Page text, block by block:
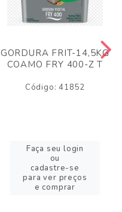
GORDURA FRIT-14,5KG
COAMO FRY 400-Z T
Código: 41852
Faça seu login
ou
cadastre-se
para ver preços
e comprar